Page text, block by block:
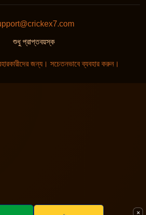
শুধু প্রাপ্তবয়স্ক
জন্য। সচেতনভাবে ব্যবহার করুন।
×